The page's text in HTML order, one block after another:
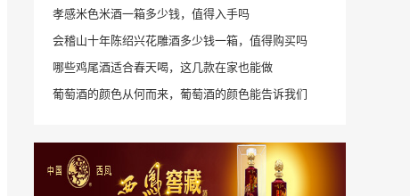
孝感米色米酒一箱多少钱，值得入手吗
会稽山十年陈绍兴花雕酒多少钱一箱，值得购买吗
哪些鸡尾酒适合春天喝，这几款在家也能做
葡萄酒的颜色从何而来，葡萄酒的颜色能告诉我们